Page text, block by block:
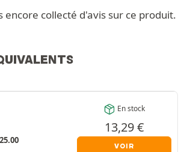
encore collecté d'avis sur ce produit.
En stock
13,29€
VOIR